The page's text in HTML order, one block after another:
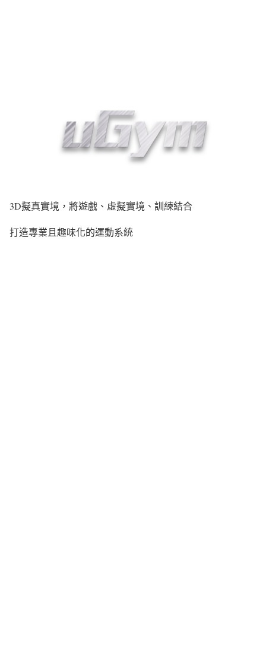
3D擬真實境，將遊戲、虛擬實境、訓練結合
打造專業且趣味化的運動系統